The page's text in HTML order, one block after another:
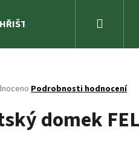
ZAHRADA
Podrobnosti hodnocení
domek